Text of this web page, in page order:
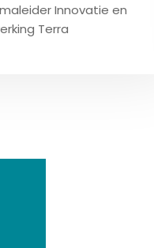
Innovatie en
Terra